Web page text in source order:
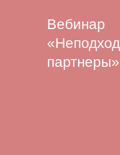
Вебинар
партнеры»